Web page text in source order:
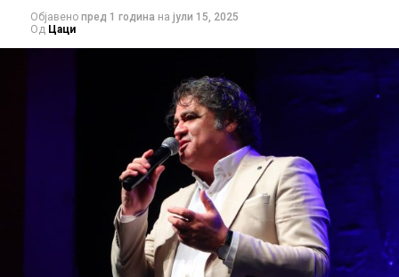
Објавено пред 1 година на јули 15, 2025
Од Цаци